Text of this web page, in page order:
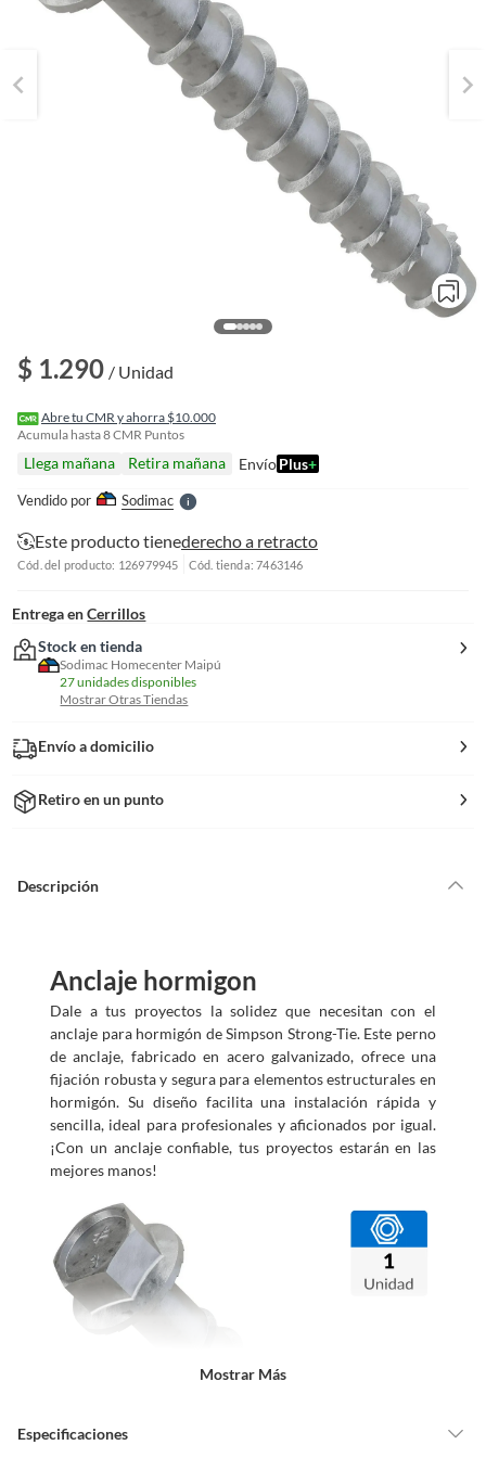
$ 1.290 / Unidad
Abre tu CMR y ahorra $10.000
Acumula hasta8CMR Puntos
Llega mañana Retira mañana EnvíoPlus+
Vendido por SodimacS
l
e
r
Este producto tienederecho a retracto
Cód. del producto: 126979945 Cód. tienda: 7463146
Entrega en Cerrillos
Stock en tienda
Sodimac Homecenter Maipú
27 unidades disponibles
Mostrar Otras Tiendas
Envío a domicilio
Retiro en un punto
Descripción
Anclaje hormigon
Dale a tus proyectos la solidez que necesitan con el
anclaje para hormigón de Simpson Strong-Tie. Este perno
de anclaje, fabricado en acero galvanizado, ofrece una
fijación robusta y segura para elementos estructurales en
hormigón. Su diseño facilita una instalación rápida y
sencilla, ideal para profesionales y aficionados por igual.
¡Con un anclaje confiable, tus proyectos estarán en las
mejores manos!
Mostrar Más
Especificaciones